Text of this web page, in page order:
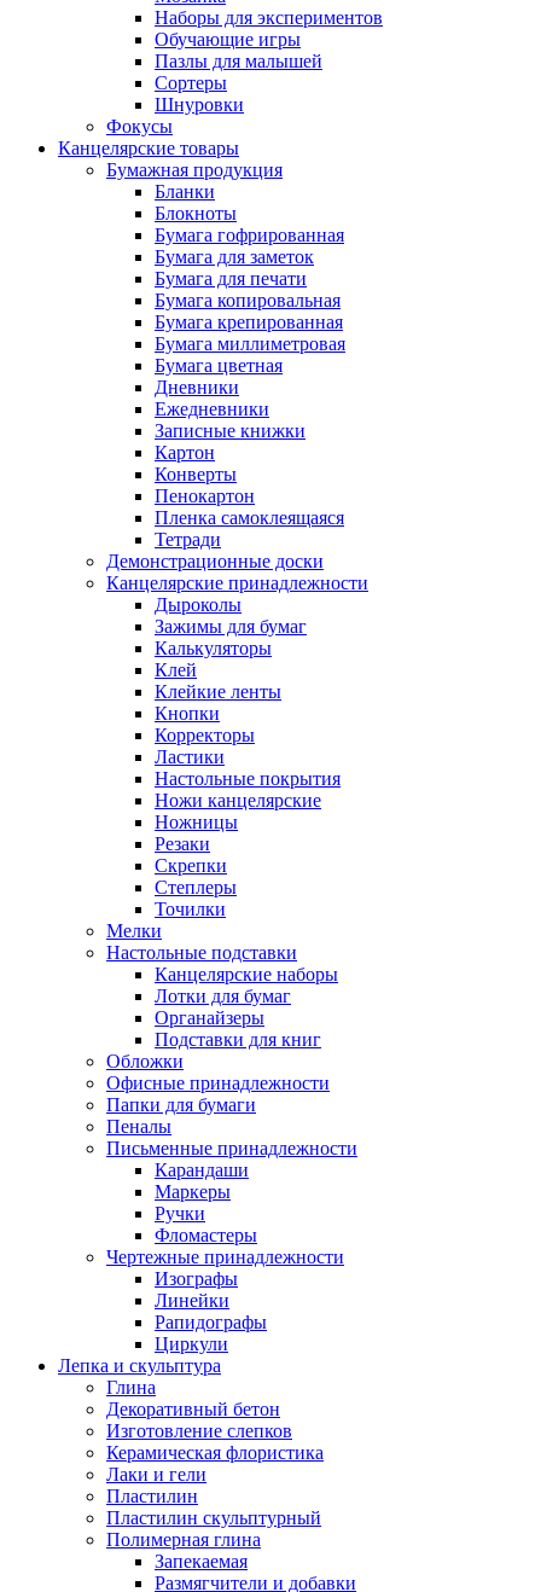
Наборы для экспериментов
Обучающие игры
Пазлы для малышей
Сортеры
Шнуровки
Фокусы
Канцелярские товары
Бумажная продукция
Бланки
Блокноты
Бумага гофрированная
Бумага для заметок
Бумага для печати
Бумага копировальная
Бумага крепированная
Бумага миллиметровая
Бумага цветная
Дневники
Ежедневники
Записные книжки
Картон
Конверты
Пенокартон
Пленка самоклеящаяся
Тетради
Демонстрационные доски
Канцелярские принадлежности
Дыроколы
Зажимы для бумаг
Калькуляторы
Клей
Клейкие ленты
Кнопки
Корректоры
Ластики
Настольные покрытия
Ножи канцелярские
Ножницы
Резаки
Скрепки
Степлеры
Точилки
Мелки
Настольные подставки
Канцелярские наборы
Лотки для бумаг
Органайзеры
Подставки для книг
Обложки
Офисные принадлежности
Папки для бумаги
Пеналы
Письменные принадлежности
Карандаши
Маркеры
Ручки
Фломастеры
Чертежные принадлежности
Изографы
Линейки
Рапидографы
Циркули
Лепка и скульптура
Глина
Декоративный бетон
Изготовление слепков
Керамическая флористика
Лаки и гели
Пластилин
Пластилин скульптурный
Полимерная глина
Запекаемая
Размягчители и добавки